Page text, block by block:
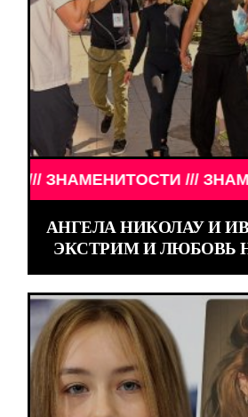
/// ЗНАМЕНИТОСТИ ///
АНГЕЛА НИКОЛАУ И
ЭКСТРИМ И ЛЮБОВЬ